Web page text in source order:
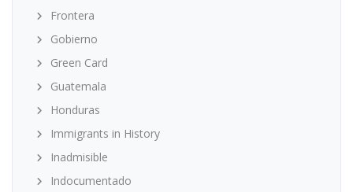
Frontera
Gobierno
Green Card
Guatemala
Honduras
Immigrants in History
Inadmisible
Indocumentado